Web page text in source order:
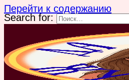
Перейти к содержанию
Search for: